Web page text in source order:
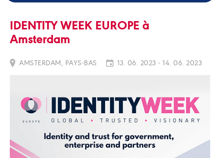
IDENTITY WEEK EUROPE à
Amsterdam
AMSTERDAM, PAYS-BAS 13. 06. 2023 - 14. 06. 2023